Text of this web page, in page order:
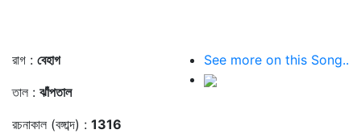
রাগ : বেহাগ
তাল : ঝাঁপতাল
রচনাকাল (বঙ্গাব্দ) : 1316
See more on this Song..